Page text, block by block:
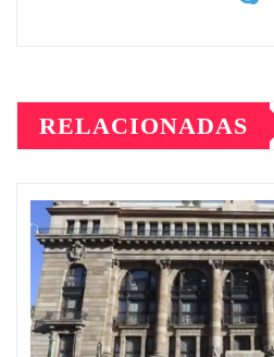
RELACIONADAS